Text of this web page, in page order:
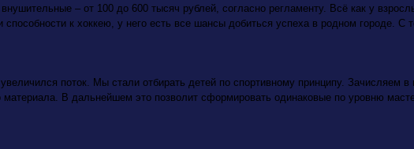
– от 100 до 600 тысяч рублей, согласно регламенту. Всё как у
к хоккею, у него есть все шансы добиться успеха в родном городе. С
поток. Мы стали отбирать детей по спортивному принципу. Зачисляем в
В дальнейшем это позволит сформировать одинаковые по уровню